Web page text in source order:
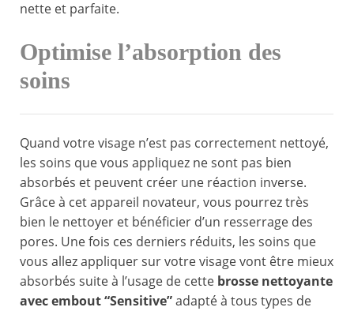
nette et parfaite.
Optimise l’absorption des
soins
Quand votre visage n’est pas correctement nettoyé,
les soins que vous appliquez ne sont pas bien
absorbés et peuvent créer une réaction inverse.
Grâce à cet appareil novateur, vous pourrez très
bien le nettoyer et bénéficier d’un resserrage des
pores. Une fois ces derniers réduits, les soins que
vous allez appliquer sur votre visage vont être mieux
absorbés suite à l’usage de cette brosse nettoyante
avec embout “Sensitive”adapté à tous types de